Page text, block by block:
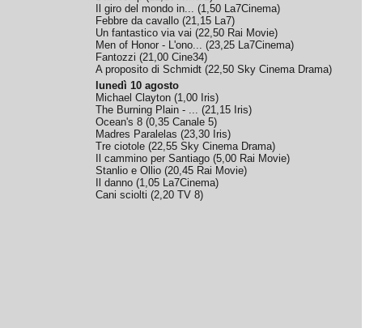
Il giro del mondo in... (1,50 La7Cinema)
Febbre da cavallo (21,15 La7)
Un fantastico via vai (22,50 Rai Movie)
Men of Honor - L'ono... (23,25 La7Cinema)
Fantozzi (21,00 Cine34)
A proposito di Schmidt (22,50 Sky Cinema Drama)
lunedì 10 agosto
Michael Clayton (1,00 Iris)
The Burning Plain - ... (21,15 Iris)
Ocean's 8 (0,35 Canale 5)
Madres Paralelas (23,30 Iris)
Tre ciotole (22,55 Sky Cinema Drama)
Il cammino per Santiago (5,00 Rai Movie)
Stanlio e Ollio (20,45 Rai Movie)
Il danno (1,05 La7Cinema)
Cani sciolti (2,20 TV 8)